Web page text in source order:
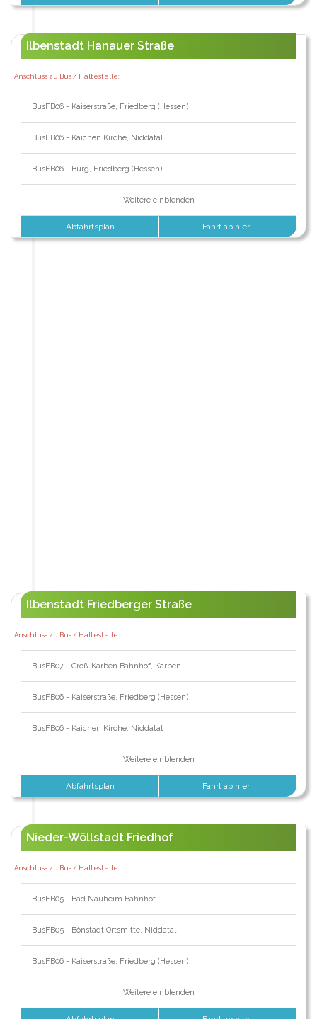
Ilbenstadt Hanauer Straße
Anschluss zu Bus / Haltestelle:
BusFB06 - Kaiserstraße, Friedberg (Hessen)
BusFB06 - Kaichen Kirche, Niddatal
BusFB06 - Burg, Friedberg (Hessen)
Weitere einblenden
Abfahrtsplan Fahrt ab hier
Ilbenstadt Friedberger Straße
Anschluss zu Bus / Haltestelle:
BusFB07 - Groß-Karben Bahnhof, Karben
BusFB06 - Kaiserstraße, Friedberg (Hessen)
BusFB06 - Kaichen Kirche, Niddatal
Weitere einblenden
Abfahrtsplan Fahrt ab hier
Nieder-Wöllstadt Friedhof
Anschluss zu Bus / Haltestelle:
BusFB05 - Bad Nauheim Bahnhof
BusFB05 - Bönstadt Ortsmitte, Niddatal
BusFB06 - Kaiserstraße, Friedberg (Hessen)
Weitere einblenden